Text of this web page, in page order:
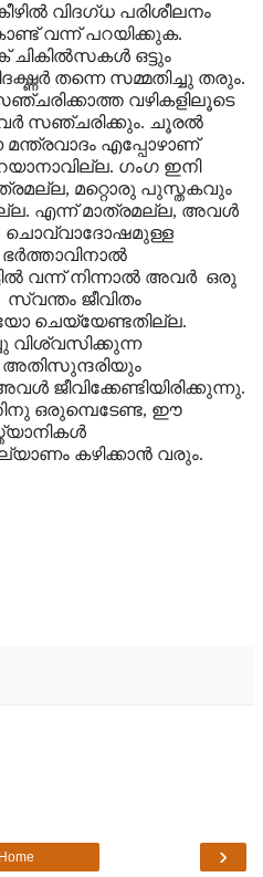
വിദഗ്ധ പരിശീലനം
വന്ന് പറയിക്കുക.
ഒട്ടും
തന്നെ സമ്മതിച്ചു തരും.
വഴികളിലൂടെ
സഞ്ചരിക്കും. ചൂരൽ
എപ്പോഴാണ്
ഗംഗ ഇനി
, മറ്റൊരു പുസ്തകവും
എന്ന് മാത്രമല്ല, അവൾ
ചൊവ്വാദോഷമുള്ള
വന്ന് നിന്നാൽ അവർ ഒരു
സ്വന്തം ജീവിതം
ചെയ്യേണ്ടതില്ല.
വിശ്വസിക്കുന്ന
അതിസുന്ദരിയും
ഒരുമ്പെടേണ്ട, ഈ
കഴിക്കാൻ വരും.
›
Home